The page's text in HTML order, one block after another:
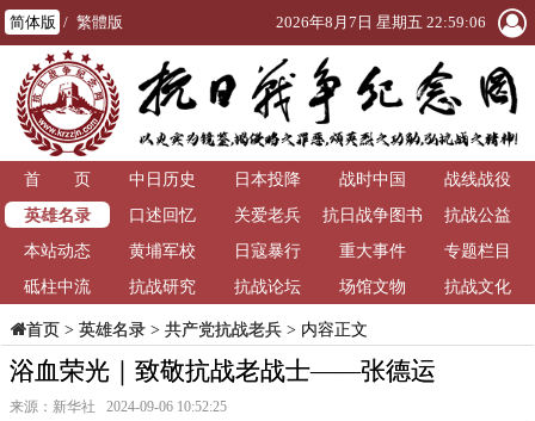
简体版 / 繁體版 2026年8月7日 星期五 22:59:07
首 页 中日历史 日本投降 战时中国
战线战役
英雄名录
口述回忆 关爱老兵
抗日战争图书
馆
抗战公益
本站动态
黄埔军校 日寇暴行 重大事件
专题栏目
砥柱中流
抗战研究 抗战论坛 场馆文物 抗战文化
首页> 英雄名录> 共产党抗战老兵> 内容正文
浴血荣光｜致敬抗战老战士——张德运
来源：新华社 2024-09-06 10:52:25